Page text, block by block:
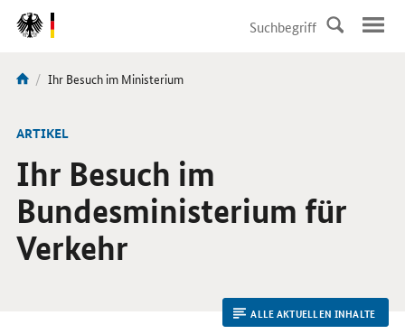
DirektZu:
Navigation
Sie
hier:
Aktuelle
Ihr Besuch im Ministerium
ARTIKEL
Ihr Besuch im
Bundesministerium für
Verkehr
ALLE AKTUELLEN INHALTE